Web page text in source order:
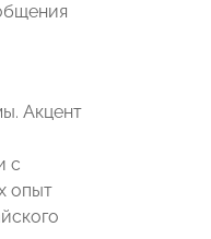
Акцент
с
опыт